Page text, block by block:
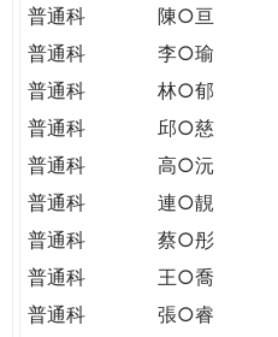
普通科
陳○亘
普通科
李○瑜
普通科
林○郁
普通科
邱○慈
普通科
高○沅
普通科
連○靚
普通科
蔡○彤
普通科
王○喬
普通科
張○睿